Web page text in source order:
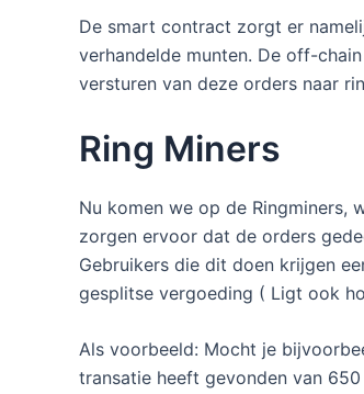
De smart contract zorgt er
verhandelde munten. De off-
versturen van deze orders naar
Ring Miners
Nu komen we op de
zorgen ervoor dat de orders
Gebruikers die dit doen krijgen
gesplitse vergoeding ( Ligt ook
Als voorbeeld: Mocht je
transatie heeft gevonden van